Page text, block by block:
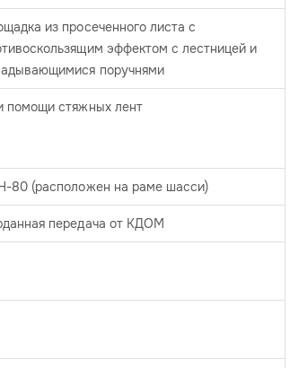
из просеченного листа с
эффектом с лестницей и
поручнями
помощи стяжных лент
80 (расположен на раме шасси)
передача от КДОМ